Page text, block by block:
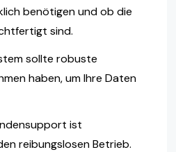
benötigen und ob die
sind.
sollte robuste
haben, um Ihre Daten
ist
reibungslosen Betrieb.